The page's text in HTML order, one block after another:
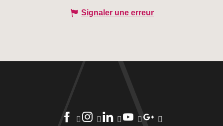
Signaler une erreur